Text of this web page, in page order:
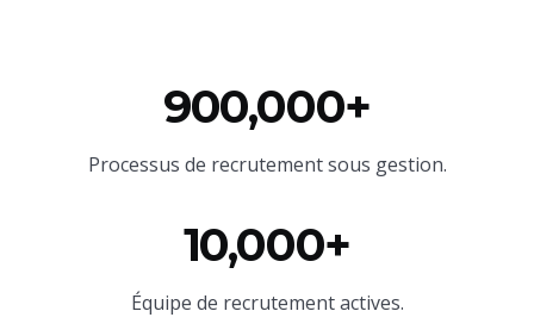
900,000+
Processus de recrutement sous gestion.
10,000+
Équipe de recrutement actives.